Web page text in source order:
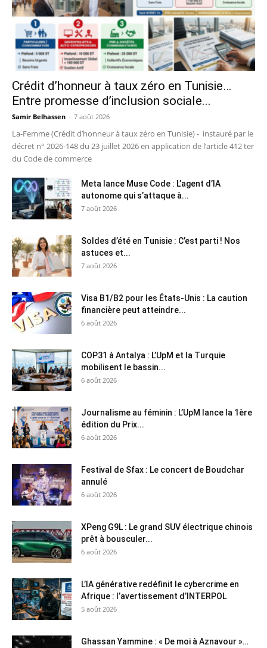
Crédit d’honneur à taux zéro en Tunisie…
Entre promesse d’inclusion sociale...
Samir Belhassen - 7 août 2026
La-Femme (Crédit d’honneur à taux zéro en Tunisie) - instauré par le
décret n° 2026-148 du 23 juillet 2026 en application de l’article 412 ter
du Code de commerce
Meta lance Muse Code : L’agent d’IA
autonome qui s’attaque à...
7 août 2026
Soldes d’été en Tunisie : C’est parti ! Nos
astuces et...
7 août 2026
Visa B1/B2 pour les États-Unis : La caution
financière peut atteindre...
6 août 2026
COP31 à Antalya : L’UpM et la Turquie
mobilisent le bassin...
6 août 2026
Journalisme au féminin : L’UpM lance la 1ère
édition du Prix...
6 août 2026
Festival de Sfax : Le concert de Boudchar
annulé
6 août 2026
XPeng G9L : Le grand SUV électrique chinois
prêt à bousculer...
6 août 2026
L’IA générative redéfinit le cybercrime en
Afrique : l’avertissement d’INTERPOL
5 août 2026
Ghassan Yammine : « De moi à Aznavour »…